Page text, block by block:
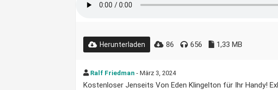
Herunterladen 86 656 1,33 MB
Ralf Friedman - März 3, 2024
Kostenloser Jenseits Von Eden Klingelton für Ihr Handy!